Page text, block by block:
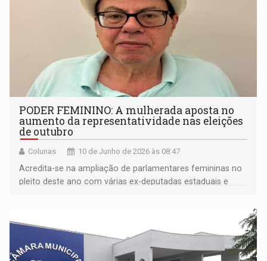
PODER FEMININO: A mulherada aposta no
aumento da representatividade nas eleições
de outubro
Colunas 10 de Junho de 2026 às 08:47
Acredita-se na ampliação de parlamentares femininas no
pleito deste ano com várias ex-deputadas estaduais e